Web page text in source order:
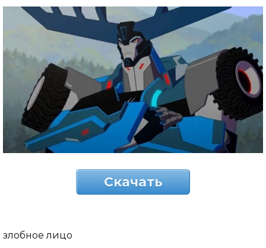
Скачать
злобное лицо